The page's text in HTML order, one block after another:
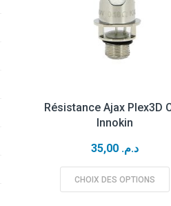
Résistance Ajax Plex3D
Innokin
د.م.
CHOIX DES OPTIONS